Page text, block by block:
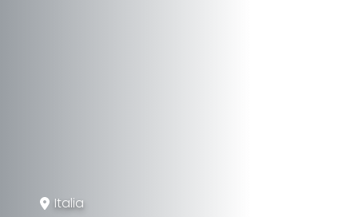
Italia